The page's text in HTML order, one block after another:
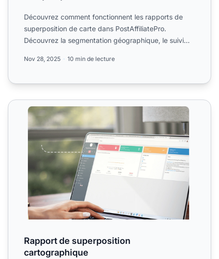
Découvrez comment fonctionnent les rapports de
superposition de carte dans PostAffiliatePro.
Découvrez la segmentation géographique, le suivi
Nov 28, 2025 10 min de lecture
Rapport de superposition cartographique
Rapport de superposition
cartographique